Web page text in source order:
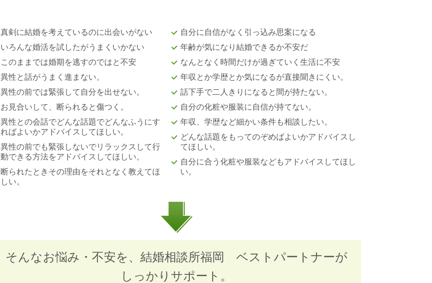
真剣に結婚を考えているのに出会いがない
いろんな婚活を試したがうまくいかない
このままでは婚期を逃すのではと不安
異性と話がうまく進まない。
異性の前では緊張して自分を出せない。
お見合いして、断られると傷つく。
異性との会話でどんな話題でどんなふうにす
ればよいかアドバイスしてほしい。
異性の前でも緊張しないでリラックスして行
動できる方法をアドバイスしてほしい。
断られたときその理由をそれとなく教えてほ
しい。
自分に自信がなく引っ込み思案になる
年齢が気になり結婚できるか不安だ
なんとなく時間だけが過ぎていく生活に不安
年収とか学歴とか気になるが直接聞きにくい。
話下手で二人きりになると間が持たない。
自分の化粧や服装に自信が持てない。
年収、学歴など細かい条件も相談したい。
どんな話題をもってのぞめばよいかアドバイスし
てほしい。
自分に合う化粧や服装などもアドバイスしてほし
い。
そんなお悩み・不安を、 結婚相談所福岡 ベストパートナーが
しっかりサポート。